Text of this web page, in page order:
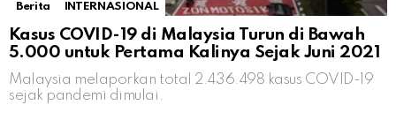
Berita INTERNASIONAL
Kasus COVID-19 di Malaysia Turun di Bawah
5.000 untuk Pertama Kalinya Sejak Juni 2021
Malaysia melaporkan total 2.436.498 kasus COVID-19
sejak pandemi dimulai.